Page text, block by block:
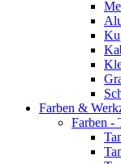
Farben &
Farben -